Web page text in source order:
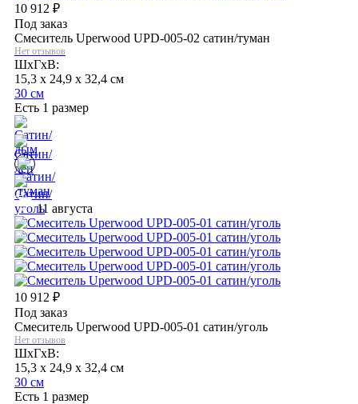
10 912 ₽
Под заказ
Смеситель Uperwood UPD-005-02 сатин/туман
Нет отзывов
ШхГхВ:
15,3 x 24,9 x 32,4 см
30 см
Есть 1 размер
11 августа
10 912 ₽
Под заказ
Смеситель Uperwood UPD-005-01 сатин/уголь
Нет отзывов
ШхГхВ:
15,3 x 24,9 x 32,4 см
30 см
Есть 1 размер